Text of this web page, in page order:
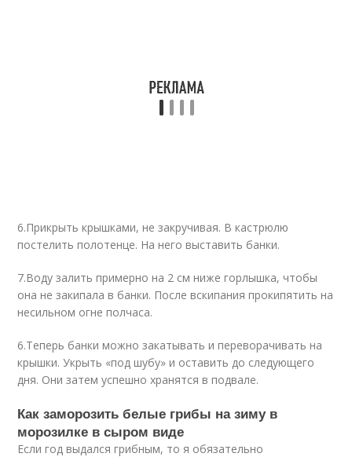
6.Прикрыть крышками, не закручивая. В кастрюлю
постелить полотенце. На него выставить банки.
7.Воду залить примерно на 2 см ниже горлышка, чтобы
она не закипала в банки. После вскипания прокипятить на
несильном огне полчаса.
6.Теперь банки можно закатывать и переворачивать на
крышки. Укрыть «под шубу» и оставить до следующего
дня. Они затем успешно хранятся в подвале.
Как заморозить белые грибы на зиму в
морозилке в сыром виде
Если год выдался грибным, то я обязательно